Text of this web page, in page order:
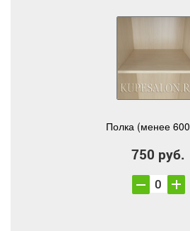
Полка (менее
750 руб.